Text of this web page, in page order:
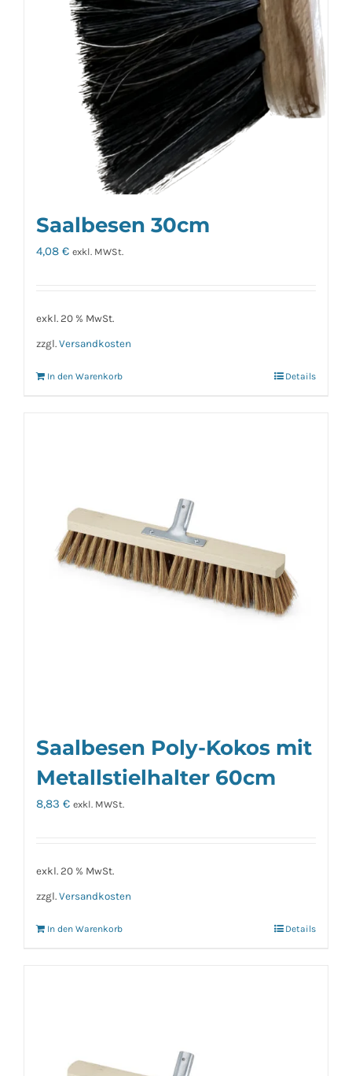
Saalbesen 30cm
4,08 € exkl. MWSt.
exkl. 20 % MwSt.
zzgl. Versandkosten
In den Warenkorb Details
Saalbesen Poly-Kokos mit
Metallstielhalter 60cm
8,83 € exkl. MWSt.
exkl. 20 % MwSt.
zzgl. Versandkosten
In den Warenkorb Details